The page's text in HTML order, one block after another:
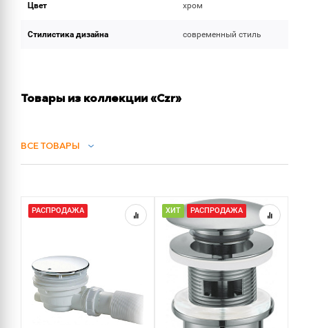
Цвет хром
Стилистика дизайна современный стиль
Товары из коллекции «Czr»
ВСЕ ТОВАРЫ
ДУШ
ДУШЕВЫЕ ГАРНИТУРЫ
РАСПРОДАЖА ХИТ РАСПРОДАЖА